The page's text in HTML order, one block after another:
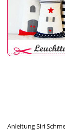
Anleitung Siri